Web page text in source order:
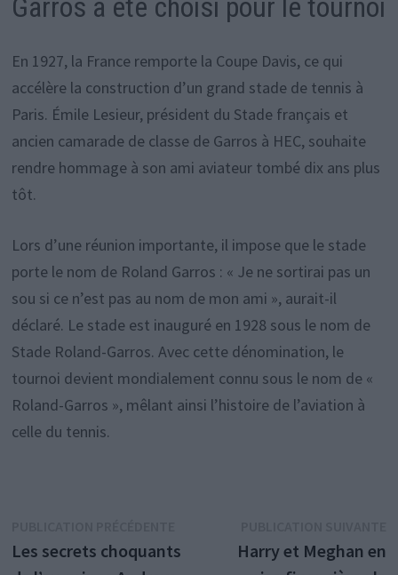
Garros a été choisi pour le tournoi
En 1927, la France remporte la Coupe Davis, ce qui
accélère la construction d’un grand stade de tennis à
Paris. Émile Lesieur, président du Stade français et
ancien camarade de classe de Garros à HEC, souhaite
rendre hommage à son ami aviateur tombé dix ans plus
tôt.
Lors d’une réunion importante, il impose que le stade
porte le nom de Roland Garros : « Je ne sortirai pas un
sou si ce n’est pas au nom de mon ami », aurait-il
déclaré. Le stade est inauguré en 1928 sous le nom de
Stade Roland-Garros. Avec cette dénomination, le
tournoi devient mondialement connu sous le nom de «
Roland-Garros », mêlant ainsi l’histoire de l’aviation à
celle du tennis.
de
précédente :
Les secrets choquants
Harry et Meghan en